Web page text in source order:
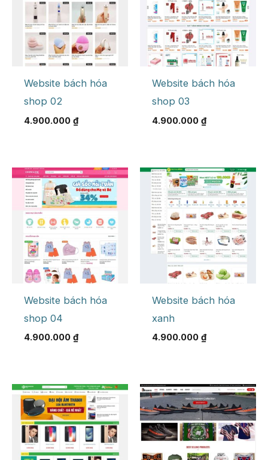
Website bách hóa
shop 02
4.900.000 ₫
Website bách hóa
shop 03
4.900.000 ₫
Website bách hóa
shop 04
4.900.000 ₫
Website bách hóa
xanh
4.900.000 ₫